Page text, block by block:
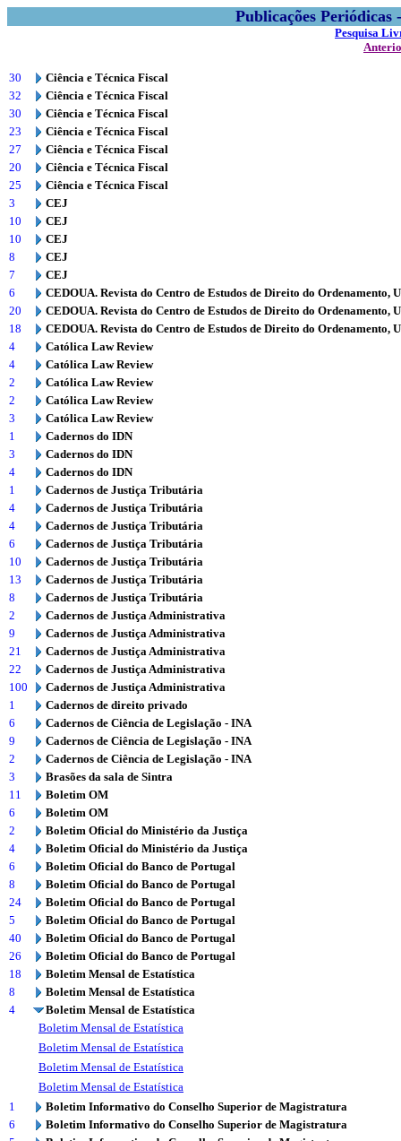
Publicações
Pesquisa
30
Ciência e Técnica Fiscal
32
Ciência e Técnica Fiscal
30
Ciência e Técnica Fiscal
23
Ciência e Técnica Fiscal
27
Ciência e Técnica Fiscal
20
Ciência e Técnica Fiscal
25
Ciência e Técnica Fiscal
3
CEJ
10
CEJ
10
CEJ
8
CEJ
7
CEJ
6
CEDOUA. Revista do Centro de Estudos de Direito do Ordenamento,
20
CEDOUA. Revista do Centro de Estudos de Direito do Ordenamento,
18
CEDOUA. Revista do Centro de Estudos de Direito do Ordenamento,
4
Católica Law Review
4
Católica Law Review
2
Católica Law Review
2
Católica Law Review
3
Católica Law Review
1
Cadernos do IDN
3
Cadernos do IDN
4
Cadernos do IDN
1
Cadernos de Justiça Tributária
4
Cadernos de Justiça Tributária
4
Cadernos de Justiça Tributária
6
Cadernos de Justiça Tributária
10
Cadernos de Justiça Tributária
13
Cadernos de Justiça Tributária
8
Cadernos de Justiça Tributária
2
Cadernos de Justiça Administrativa
9
Cadernos de Justiça Administrativa
21
Cadernos de Justiça Administrativa
22
Cadernos de Justiça Administrativa
100
Cadernos de Justiça Administrativa
1
Cadernos de direito privado
6
Cadernos de Ciência de Legislação - INA
9
Cadernos de Ciência de Legislação - INA
2
Cadernos de Ciência de Legislação - INA
3
Brasões da sala de Sintra
11
Boletim OM
6
Boletim OM
2
Boletim Oficial do Ministério da Justiça
4
Boletim Oficial do Ministério da Justiça
6
Boletim Oficial do Banco de Portugal
8
Boletim Oficial do Banco de Portugal
24
Boletim Oficial do Banco de Portugal
5
Boletim Oficial do Banco de Portugal
40
Boletim Oficial do Banco de Portugal
26
Boletim Oficial do Banco de Portugal
18
Boletim Mensal de Estatística
8
Boletim Mensal de Estatística
4
Boletim Mensal de Estatística
Boletim Mensal de Estatística
Boletim Mensal de Estatística
Boletim Mensal de Estatística
Boletim Mensal de Estatística
1
Boletim Informativo do Conselho Superior de Magistratura
6
Boletim Informativo do Conselho Superior de Magistratura